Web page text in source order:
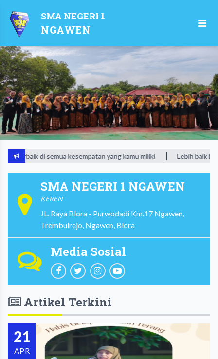
SMA NEGERI 1
NGAWEN
di semua kesempatan yang kamu miliki Lebih baik berserah,
SMA NEGERI 1 NGAWEN
KEREN
JL. Raya Blora - Purwodadi Km.17 Ngawen,
Trembulrejo, Ngawen, Blora
Media Sosial
Artikel Terkini
21
APR